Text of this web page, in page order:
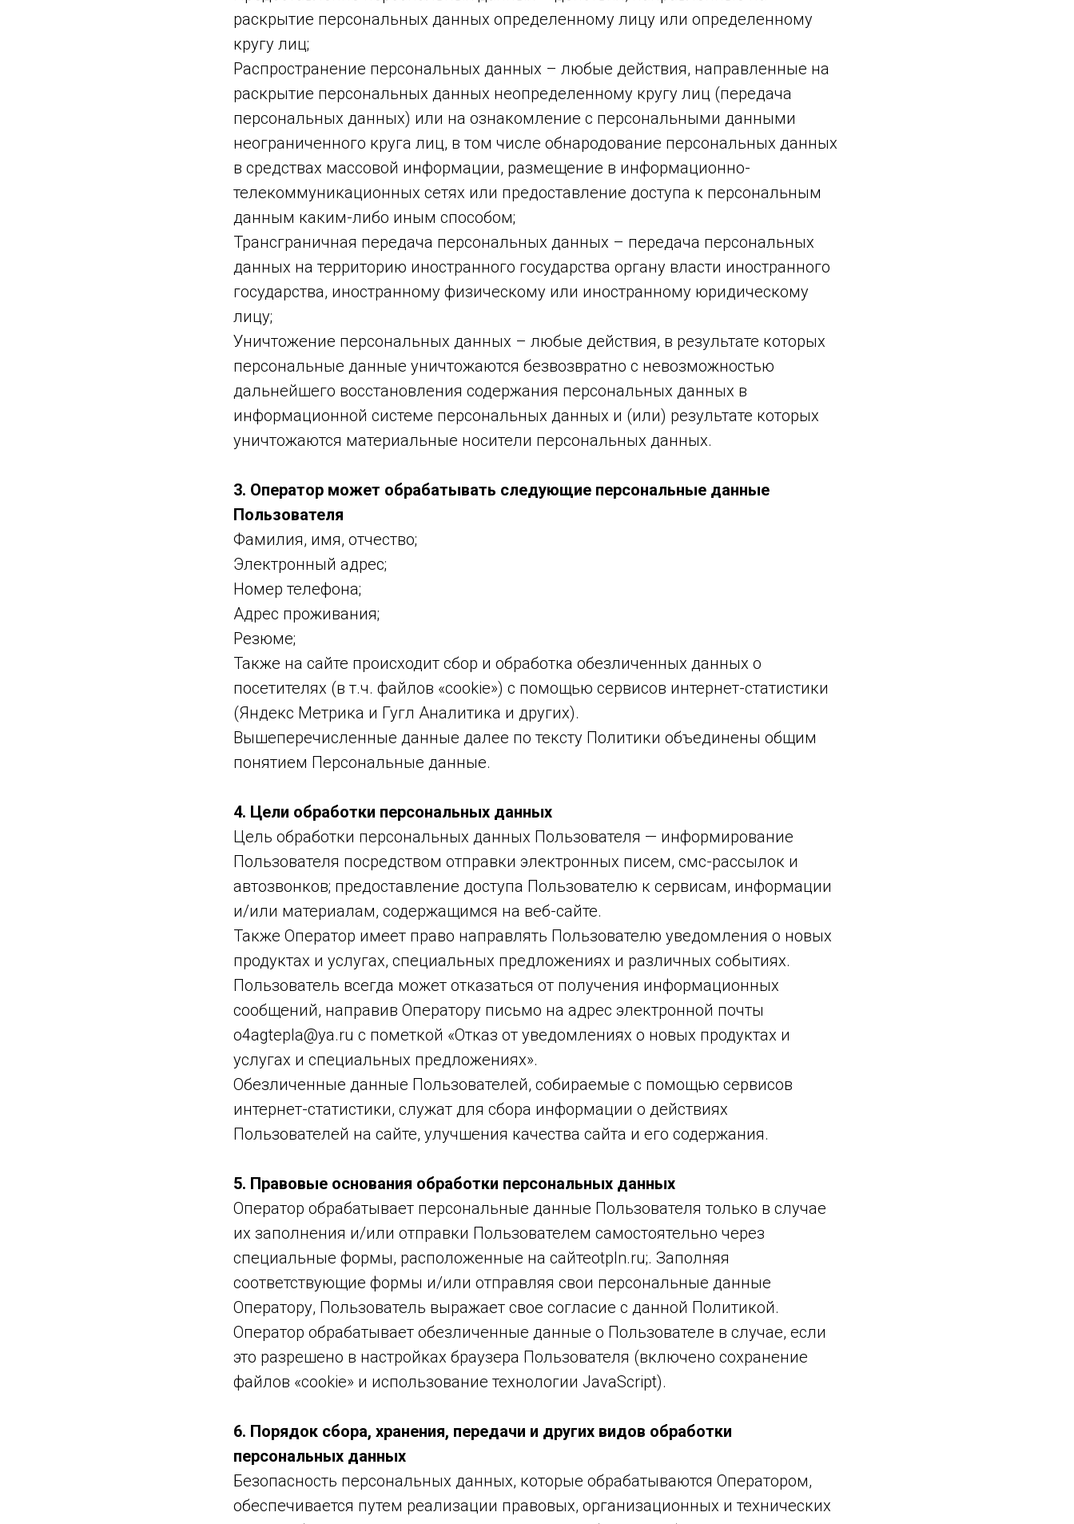
раскрытие персональных данных определенному лицу или определенному
кругу лиц;
Распространение персональных данных – любые действия, направленные на
раскрытие персональных данных неопределенному кругу лиц (передача
персональных данных) или на ознакомление с персональными данными
неограниченного круга лиц, в том числе обнародование персональных данных
в средствах массовой информации, размещение в информационно-
телекоммуникационных сетях или предоставление доступа к персональным
данным каким-либо иным способом;
Трансграничная передача персональных данных – передача персональных
данных на территорию иностранного государства органу власти иностранного
государства, иностранному физическому или иностранному юридическому
лицу;
Уничтожение персональных данных – любые действия, в результате которых
персональные данные уничтожаются безвозвратно с невозможностью
дальнейшего восстановления содержания персональных данных в
информационной системе персональных данных и (или) результате которых
уничтожаются материальные носители персональных данных.
3. Оператор может обрабатывать следующие персональные данные
Пользователя
Фамилия, имя, отчество;
Электронный адрес;
Номер телефона;
Адрес проживания;
Резюме;
Также на сайте происходит сбор и обработка обезличенных данных о
посетителях (в т.ч. файлов «cookie») с помощью сервисов интернет-статистики
(Яндекс Метрика и Гугл Аналитика и других).
Вышеперечисленные данные далее по тексту Политики объединены общим
понятием Персональные данные.
4. Цели обработки персональных данных
Цель обработки персональных данных Пользователя — информирование
Пользователя посредством отправки электронных писем, смс-рассылок и
автозвонков; предоставление доступа Пользователю к сервисам, информации
и/или материалам, содержащимся на веб-сайте.
Также Оператор имеет право направлять Пользователю уведомления о новых
продуктах и услугах, специальных предложениях и различных событиях.
Пользователь всегда может отказаться от получения информационных
сообщений, направив Оператору письмо на адрес электронной почты
o4agtepla@ya.ru с пометкой «Отказ от уведомлениях о новых продуктах и
услугах и специальных предложениях».
Обезличенные данные Пользователей, собираемые с помощью сервисов
интернет-статистики, служат для сбора информации о действиях
Пользователей на сайте, улучшения качества сайта и его содержания.
5. Правовые основания обработки персональных данных
Оператор обрабатывает персональные данные Пользователя только в случае
их заполнения и/или отправки Пользователем самостоятельно через
специальные формы, расположенные на сайтеotpln.ru;. Заполняя
соответствующие формы и/или отправляя свои персональные данные
Оператору, Пользователь выражает свое согласие с данной Политикой.
Оператор обрабатывает обезличенные данные о Пользователе в случае, если
это разрешено в настройках браузера Пользователя (включено сохранение
файлов «cookie» и использование технологии JavaScript).
6. Порядок сбора, хранения, передачи и других видов обработки
персональных данных
Безопасность персональных данных, которые обрабатываются Оператором,
обеспечивается путем реализации правовых, организационных и технических